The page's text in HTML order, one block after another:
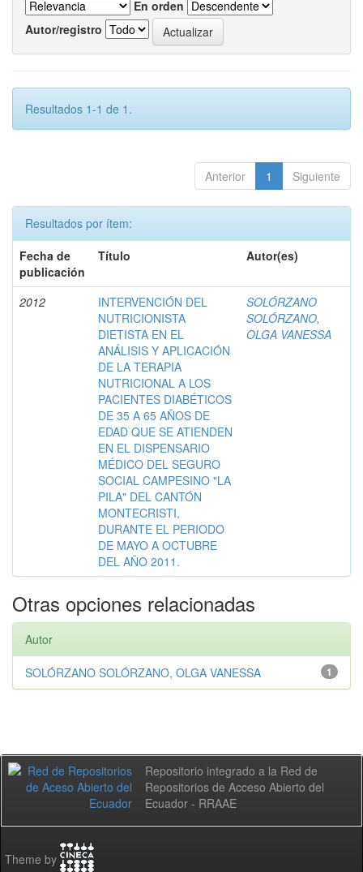
En orden
Autor/registro
Resultados 1-1 de 1.
Anterior 1 Siguiente
Resultados por ítem:
Fecha de
publicación
Título Autor(es)
2012
INTERVENCIÓN DEL
NUTRICIONISTA
DIETISTA EN EL
ANÁLISIS Y APLICACIÓN
DE LA TERAPIA
NUTRICIONAL A LOS
PACIENTES DIABÉTICOS
DE 35 A 65 AÑOS DE
EDAD QUE SE ATIENDEN
EN EL DISPENSARIO
MÉDICO DEL SEGURO
SOCIAL CAMPESINO "LA
PILA" DEL CANTÓN
MONTECRISTI,
DURANTE EL PERIODO
DE MAYO A OCTUBRE
DEL AÑO 2011.
SOLÓRZANO
SOLÓRZANO,
OLGA VANESSA
Otras opciones relacionadas
Autor
1
SOLÓRZANO SOLÓRZANO, OLGA VANESSA
Repositorio integrado a la Red de
Repositorios de Acceso Abierto del
Ecuador - RRAAE
Theme by